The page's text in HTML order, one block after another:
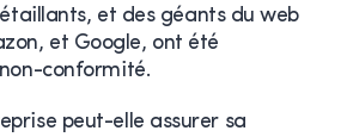
et des géants du web
et Google, ont été
conformité.
peut-elle assurer sa